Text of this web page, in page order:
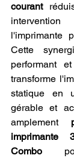
courant
l'imprimante
Cette
performant
transforme
statique en
gérable et
amplement
Combo